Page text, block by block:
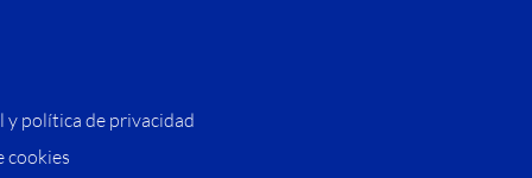
y política de privacidad
cookies